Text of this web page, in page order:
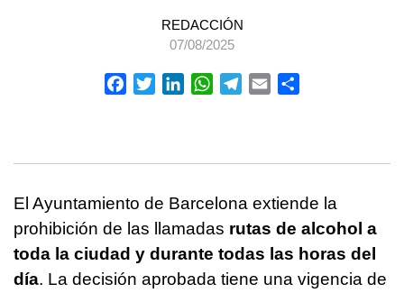
REDACCIÓN
07/08/2025
FacebookTwitterLinkedInWhatsApp
Telegram
Email
El Ayuntamiento de Barcelona extiende la
prohibición de las llamadas rutas de alcohol a
toda la ciudad y durante todas las horas del
día. La decisión aprobada tiene una vigencia de